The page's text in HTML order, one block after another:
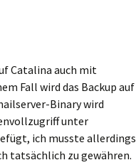
Catalina auch mit
Fall wird das Backup auf
Binary wird
unter
ich musste allerdings
tatsächlich zu gewähren.